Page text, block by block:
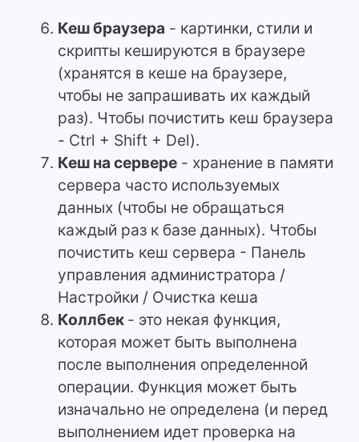
Кеш браузера - картинки, стили и
скрипты кешируются в браузере
(хранятся в кеше на браузере,
чтобы не запрашивать их каждый
раз). Чтобы почистить кеш браузера
- Ctrl + Shift + Del).
Кеш на сервере - хранение в памяти
сервера часто используемых
данных (чтобы не обращаться
каждый раз к базе данных). Чтобы
почистить кеш сервера - Панель
управления администратора /
Настройки / Очистка кеша
Коллбек - это некая функция,
которая может быть выполнена
после выполнения определенной
операции. Функция может быть
изначально не определена (и перед
выполнением идет проверка на